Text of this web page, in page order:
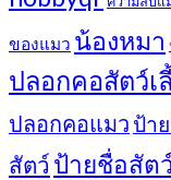
ของแมว น้องหมา
ปลอกคอสัตว์เ
ปลอกคอแมว ป้า
สัตว์ ป้ายชื่อสัต